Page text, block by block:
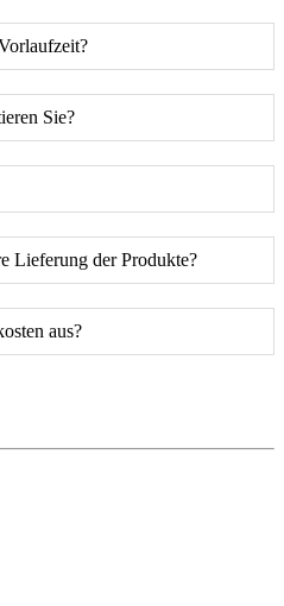
Sie?
Lieferung der Produkte?
aus?